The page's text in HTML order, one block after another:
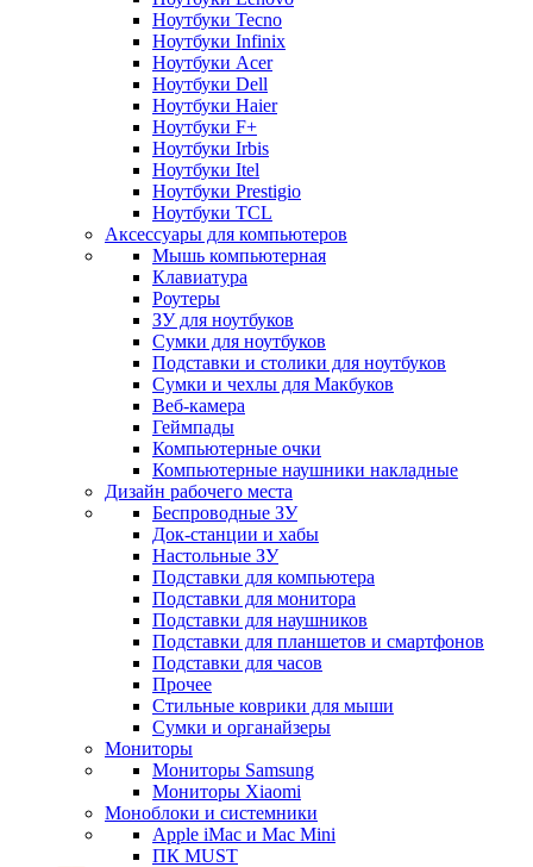
Ноутбуки Tecno
Ноутбуки Infinix
Ноутбуки Acer
Ноутбуки Dell
Ноутбуки Haier
Ноутбуки F+
Ноутбуки Irbis
Ноутбуки Itel
Ноутбуки Prestigio
Ноутбуки TCL
Аксессуары для компьютеров
Мышь компьютерная
Клавиатура
Роутеры
ЗУ для ноутбуков
Сумки для ноутбуков
Подставки и столики для ноутбуков
Сумки и чехлы для Макбуков
Веб-камера
Геймпады
Компьютерные очки
Компьютерные наушники накладные
Дизайн рабочего места
Беспроводные ЗУ
Док-станции и хабы
Настольные ЗУ
Подставки для компьютера
Подставки для монитора
Подставки для наушников
Подставки для планшетов и смартфонов
Подставки для часов
Прочее
Стильные коврики для мыши
Сумки и органайзеры
Мониторы
Мониторы Samsung
Мониторы Xiaomi
Моноблоки и системники
Apple iMac и Mac Mini
ПК MUST